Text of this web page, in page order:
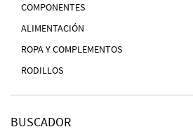
COMPONENTES
ALIMENTACIÓN
ROPA Y COMPLEMENTOS
RODILLOS
BUSCADOR